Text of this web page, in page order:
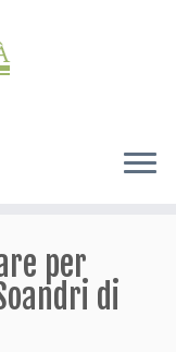
per
di